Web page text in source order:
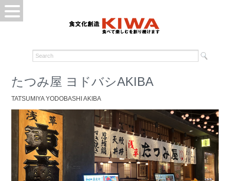
たつみ屋 ヨドバシAKIBA
TATSUMIYA YODOBASHI AKIBA